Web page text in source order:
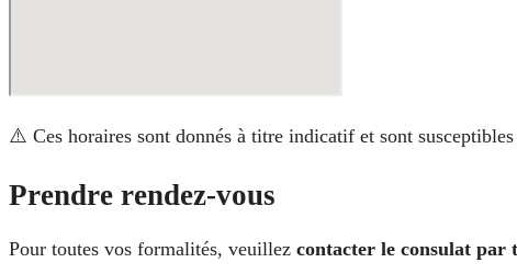
⚠️ Ces horaires sont donnés à titre indicatif et sont
Prendre rendez-vous
Pour toutes vos formalités, veuillez contacter le consulat par